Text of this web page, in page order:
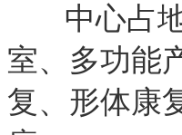
中心占
室、多功能
复、 形体康